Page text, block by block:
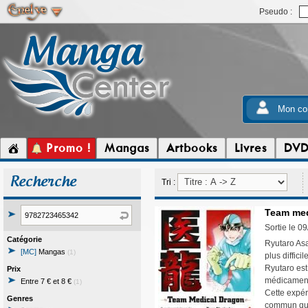
Pseudo :
Mon
Promo ! Mangas Artbooks Livres DVD
Recherche
Catégorie
[MC] Mangas (1)
Prix
Entre 7 € et 8 € (1)
Genres
Tri :
Team
Sortie le
Ryutaro
plus
Ryutaro
Cette
commun